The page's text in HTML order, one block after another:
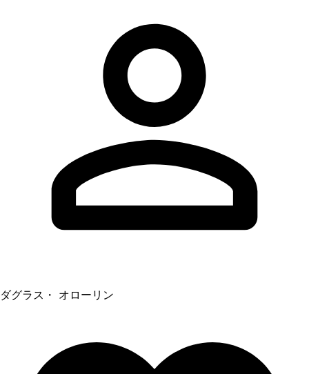
ダグラス・ オローリン